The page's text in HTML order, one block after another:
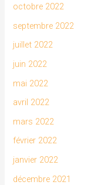
octobre 2022
septembre 2022
juillet 2022
juin 2022
mai 2022
avril 2022
mars 2022
février 2022
janvier 2022
décembre 2021